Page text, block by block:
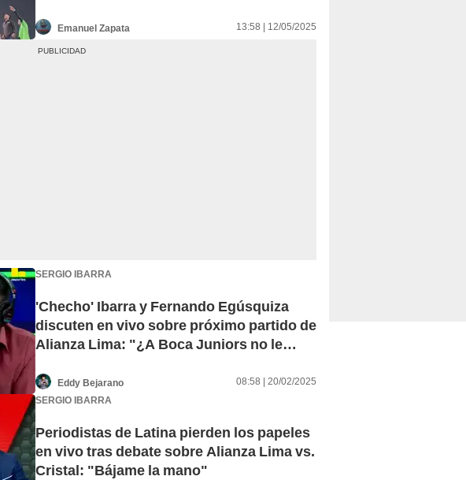
Emanuel Zapata 13:58 | 12/05/2025
SERGIO IBARRA
'Checho' Ibarra y Fernando Egúsquiza
discuten en vivo sobre próximo partido de
Alianza Lima: "¿A Boca Juniors no le
Eddy Bejarano
08:58 | 20/02/2025
SERGIO IBARRA
Periodistas de Latina pierden los papeles
en vivo tras debate sobre Alianza Lima vs.
Cristal: "Bájame la mano"